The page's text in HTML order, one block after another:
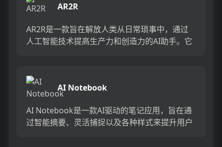
AR2R
AR2R是一款旨在解放人类从日常琐事中，通过
人工智能技术提高生产力和创造力的AI助手。它
AI Notebook
AI Notebook是一款AI驱动的笔记应用，旨在通
过智能摘要、灵活捕捉以及各种样式来提升用户